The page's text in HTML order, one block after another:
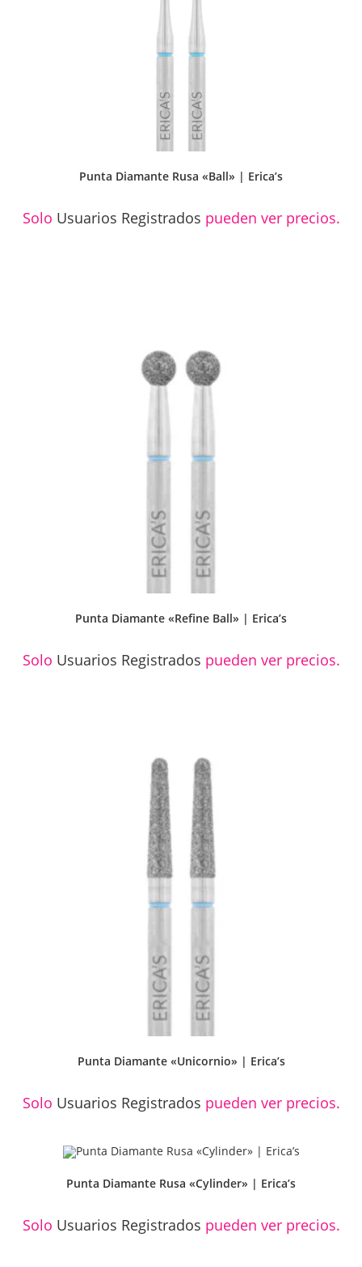
Punta Diamante Rusa «Ball» | Erica’s
Solo Usuarios Registrados pueden ver precios.
Punta Diamante «Refine Ball» | Erica’s
Solo Usuarios Registrados pueden ver precios.
Punta Diamante «Unicornio» | Erica’s
Solo Usuarios Registrados pueden ver precios.
Punta Diamante Rusa «Cylinder» | Erica’s
Solo Usuarios Registrados pueden ver precios.